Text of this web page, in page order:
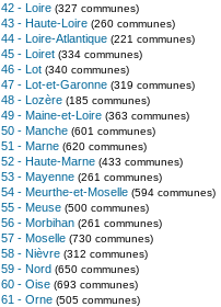
42 - Loire (327 communes)
43 - Haute-Loire (260 communes)
44 - Loire-Atlantique (221 communes)
45 - Loiret (334 communes)
46 - Lot (340 communes)
47 - Lot-et-Garonne (319 communes)
48 - Lozère (185 communes)
49 - Maine-et-Loire (363 communes)
50 - Manche (601 communes)
51 - Marne (620 communes)
52 - Haute-Marne (433 communes)
53 - Mayenne (261 communes)
54 - Meurthe-et-Moselle (594 communes)
55 - Meuse (500 communes)
56 - Morbihan (261 communes)
57 - Moselle (730 communes)
58 - Nièvre (312 communes)
59 - Nord (650 communes)
60 - Oise (693 communes)
61 - Orne (505 communes)